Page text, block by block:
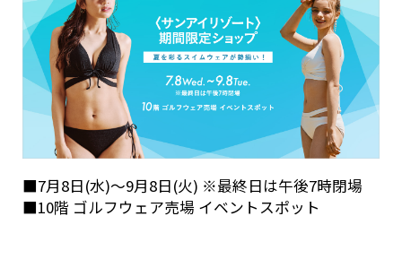
■7月8日(水)～9月8日(火) ※最終日は午後7時閉場
■10階 ゴルフウェア売場 イベントスポット